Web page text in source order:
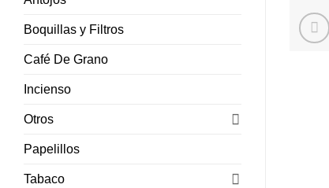
Boquillas y Filtros
Café De Grano
Incienso
Otros
Papelillos
Tabaco